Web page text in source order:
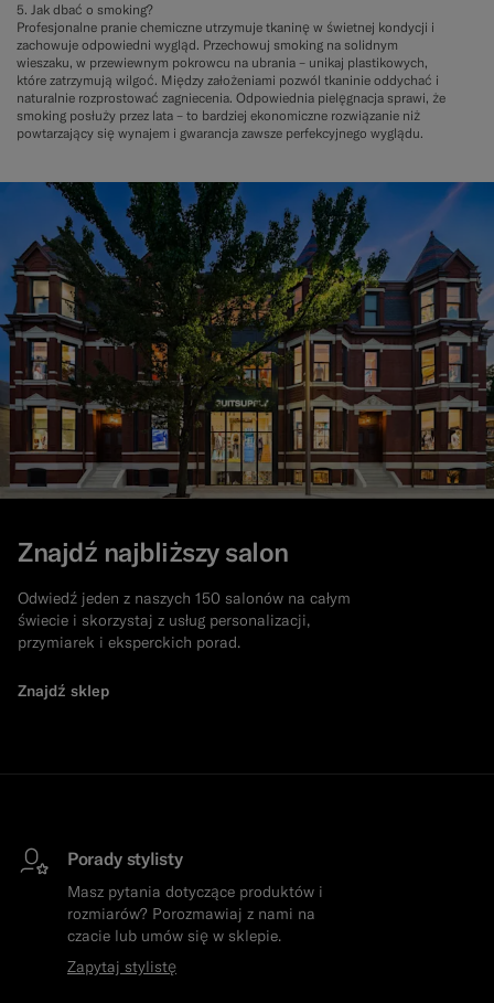
5. Jak dbać o smoking?
Profesjonalne pranie chemiczne utrzymuje tkaninę w świetnej kondycji i
zachowuje odpowiedni wygląd. Przechowuj smoking na solidnym
wieszaku, w przewiewnym pokrowcu na ubrania – unikaj plastikowych,
które zatrzymują wilgoć. Między założeniami pozwól tkaninie oddychać i
naturalnie rozprostować zagniecenia. Odpowiednia pielęgnacja sprawi, że
smoking posłuży przez lata – to bardziej ekonomiczne rozwiązanie niż
powtarzający się wynajem i gwarancja zawsze perfekcyjnego wyglądu.
Znajdź najbliższy salon
Odwiedź jeden z naszych 150 salonów na całym
świecie i skorzystaj z usług personalizacji,
przymiarek i eksperckich porad.
Znajdź sklep
Porady stylisty
Masz pytania dotyczące produktów i
rozmiarów? Porozmawiaj z nami na
czacie lub umów się w sklepie.
Zapytaj stylistę